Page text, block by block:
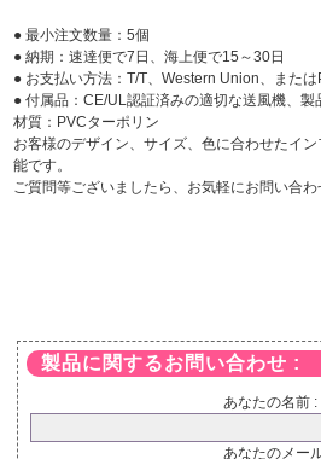
● 最小注文数量：5個
● 納期：速達便で7日、海上便で15～30日
● お支払い方法：T/T、Western Union、または
● 付属品：CE/UL認証済みの適切な送風機、製
材質：PVCターポリン
お客様のデザイン、サイズ、色に合わせたイ
能です。
ご質問等ございましたら、お気軽にお問い合わ
製品に関するお問い合わせ :
あなたの名前 :
あなたのメー